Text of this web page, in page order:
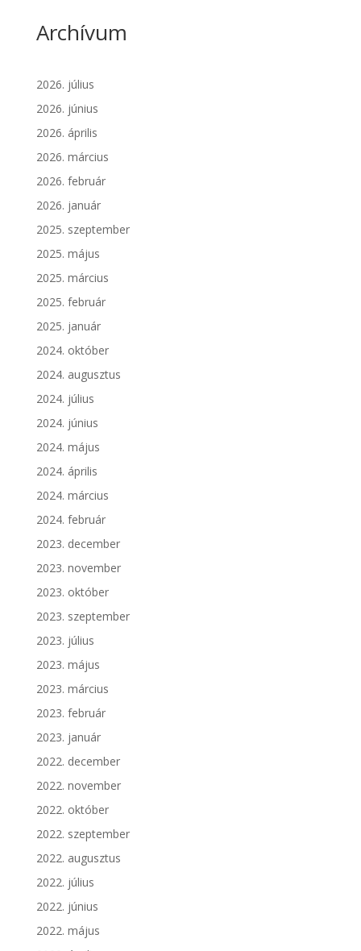
Archívum
2026. július
2026. június
2026. április
2026. március
2026. február
2026. január
2025. szeptember
2025. május
2025. március
2025. február
2025. január
2024. október
2024. augusztus
2024. július
2024. június
2024. május
2024. április
2024. március
2024. február
2023. december
2023. november
2023. október
2023. szeptember
2023. július
2023. május
2023. március
2023. február
2023. január
2022. december
2022. november
2022. október
2022. szeptember
2022. augusztus
2022. július
2022. június
2022. május